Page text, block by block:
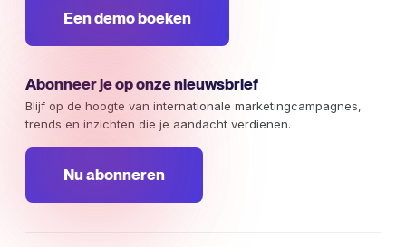
Een demo boeken
Abonneer je op onze nieuwsbrief
Blijf op de hoogte van internationale marketingcampagnes,
trends en inzichten die je aandacht verdienen.
Nu abonneren